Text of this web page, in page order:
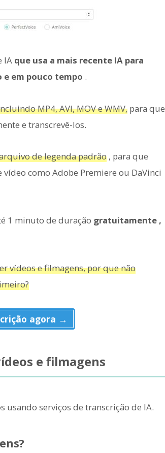
IA que usa a mais recente IA para
em pouco tempo .
MP4, AVI, MOV e WMV, para que
e transcrevê-los.
de legenda padrão , para que
como Adobe Premiere ou DaVinci
1 minuto de duração gratuitamente ,
vídeos e filmagens, por que não
agora →
e filmagens
serviços de transcrição de IA.